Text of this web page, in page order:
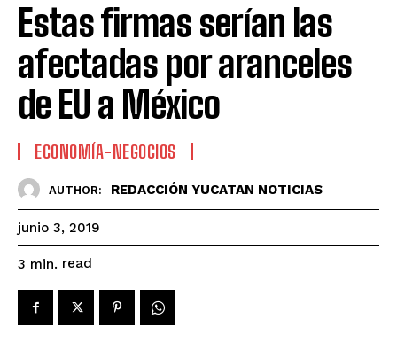
Estas firmas serían las
afectadas por aranceles
de EU a México
ECONOMÍA-NEGOCIOS
AUTHOR: REDACCIÓN YUCATAN NOTICIAS
junio 3, 2019
3 min. read